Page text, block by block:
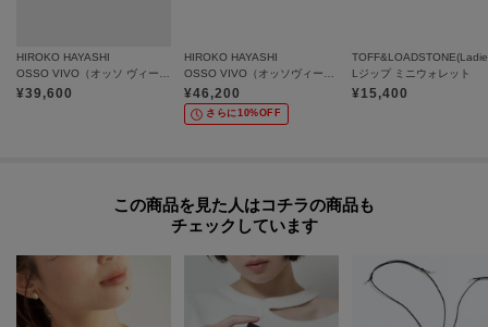
HIROKO HAYASHI
OSSO VIVO（オッソ ヴィーヴォ）ファスナー式二つ折り財布
¥39,600
HIROKO HAYASHI
OSSO VIVO（オッソヴィーヴォ）薄型長財布
¥46,200
さらに10%OFF
Lジップ ミニウォレット
¥15,400
この商品を見た人はコチラの商品も
チェックしています